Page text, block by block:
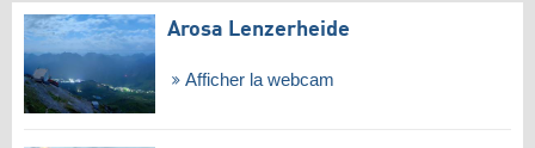
Arosa Lenzerheide
Afficher la webcam